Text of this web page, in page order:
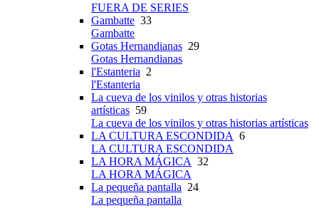
FUERA DE SERIES
Gambatte 33
Gambatte
Gotas Hernandianas 29
Gotas Hernandianas
l'Estanteria 2
l'Estanteria
La cueva de los vinilos y otras historias
artísticas 59
La cueva de los vinilos y otras historias artísticas
LA CULTURA ESCONDIDA 6
LA CULTURA ESCONDIDA
LA HORA MÁGICA 32
LA HORA MÁGICA
La pequeña pantalla 24
La pequeña pantalla